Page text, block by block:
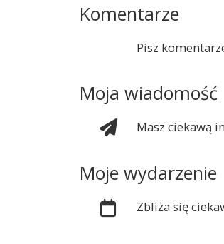
Komentarze
Pisz
Moja wiadomość
Masz ciekawą
Moje wydarzenie
Zbliża się